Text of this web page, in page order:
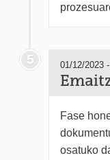
5 01/12/2023
Fase
osatuko